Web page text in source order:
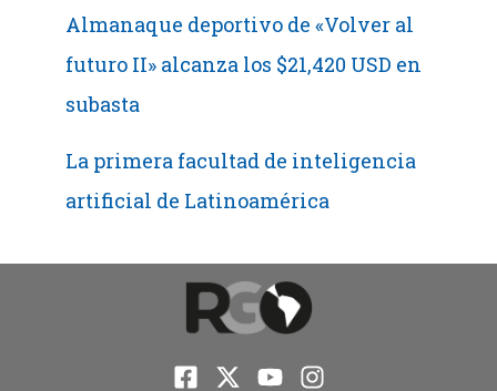
Almanaque deportivo de «Volver al
futuro II» alcanza los $21,420 USD en
subasta
La primera facultad de inteligencia
artificial de Latinoamérica